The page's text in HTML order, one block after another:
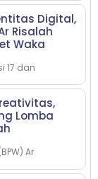
Digital,
Risalah
Waka
17 dan
Lomba
Ar